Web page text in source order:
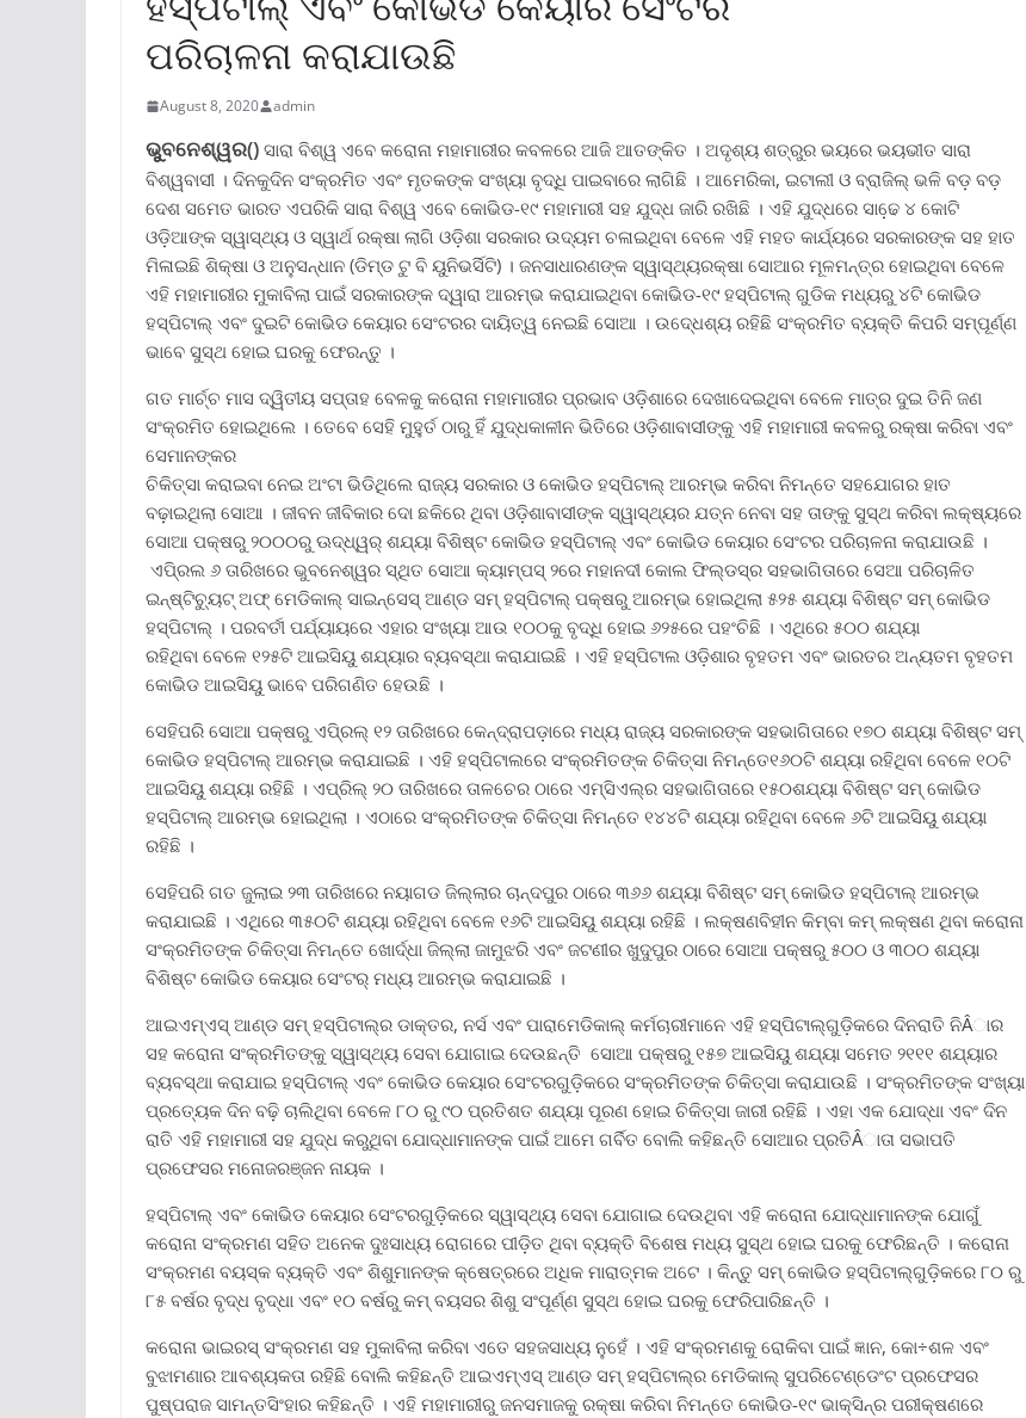
ପରିଚାଳନା କରାଯାଉଛି
August 8, 2020 admin
ଭୁୁବନେଶ୍ୱର() ସାରା ବିଶ୍ୱ ଏବେ କରୋନା ମହାମାରୀର କବଳରେ ଆଜି ଆତଙ୍କିତ । ଅଦୃଶ୍ୟ ଶତ୍ରୁର ଭୟରେ ଭୟଭୀତ ସାରା
ବିଶ୍ୱବାସୀ । ଦିନକୁଦିନ ସଂକ୍ରମିତ ଏବଂ ମୃତକଙ୍କ ସଂଖ୍ୟା ବୃଦ୍ଧି ପାଇବାରେ ଲାଗିଛି । ଆମେରିକା, ଇଟାଲୀ ଓ ବ୍ରାଜିଲ୍ ଭଳି ବଡ଼ ବଡ଼
ଦେଶ ସମେତ ଭାରତ ଏପରିକି ସାରା ବିଶ୍ୱ ଏବେ କୋଭିଡ-୧୯ ମହାମାରୀ ସହ ଯୁଦ୍ଧ ଜାରି ରଖିଛି । ଏହି ଯୁଦ୍ଧରେ ସାଢେ଼ ୪ କୋଟି
ଓଡ଼ିଆଙ୍କ ସ୍ୱାସ୍ଥ୍ୟ ଓ ସ୍ୱାର୍ଥ ରକ୍ଷା ଲାଗି ଓଡ଼ିଶା ସରକାର ଉଦ୍ୟମ ଚଳାଇଥିବା ବେଳେ ଏହି ମହତ କାର୍ଯ୍ୟରେ ସରକାରଙ୍କ ସହ ହାତ
ମିଳାଇଛି ଶିକ୍ଷା ଓ ଅନୁସନ୍ଧାନ (ଡିମ୍ଡ ଟୁ ବି ୟୁନିଭର୍ସିଟି) । ଜନସାଧାରଣଙ୍କ ସ୍ୱାସ୍ଥ୍ୟରକ୍ଷା ସୋଆର ମୂଳମନ୍ତ୍ର ହୋଇଥିବା ବେଳେ
ଏହି ମହାମାରୀର ମୁକାବିଲା ପାଇଁ ସରକାରଙ୍କ ଦ୍ୱାରା ଆରମ୍ଭ କରାଯାଇଥିବା କୋଭିଡ-୧୯ ହସ୍ପିଟାଲ୍ ଗୁଡିକ ମଧ୍ୟରୁ ୪ଟି କୋଭିଡ
ହସ୍ପିଟାଲ୍ ଏବଂ ଦୁଇଟି କୋଭିଡ କେୟାର ସେଂଟରର ଦାୟିତ୍ୱ ନେଇଛି ସୋଆ । ଉଦେ୍ଧଶ୍ୟ ରହିଛି ସଂକ୍ରମିତ ବ୍ୟକ୍ତି କିପରି ସମ୍ପୂର୍ଣ୍ଣ
ଭାବେ ସୁସ୍ଥ ହୋଇ ଘରକୁ ଫେରନ୍ତୁ ।
ଗତ ମାର୍ଚ୍ଚ ମାସ ଦ୍ୱିତୀୟ ସପ୍ତାହ ବେଳକୁ କରୋନା ମହାମାରୀର ପ୍ରଭାବ ଓଡ଼ିଶାରେ ଦେଖାଦେଇଥିବା ବେଳେ ମାତ୍ର ଦୁଇ ତିନି ଜଣ
ସଂକ୍ରମିତ ହୋଇଥିଲେ । ତେବେ ସେହି ମୁହୁର୍ତ ଠାରୁ ହିଁ ଯୁଦ୍ଧକାଳୀନ ଭିତିରେ ଓଡ଼ିଶାବାସୀଙ୍କୁ ଏହି ମହାମାରୀ କବଳରୁ ରକ୍ଷା କରିବା ଏବଂ
ସେମାନଙ୍କର
ଚିକିତ୍ସା କରାଇବା ନେଇ ଅଂଟା ଭିଡିଥିଲେ ରାଜ୍ୟ ସରକାର ଓ କୋଭିଡ ହସ୍ପିଟାଲ୍ ଆରମ୍ଭ କରିବା ନିମନ୍ତେ ସହଯୋଗର ହାତ
ବଢ଼ାଇଥିଲା ସୋଆ । ଜୀବନ ଜୀବିକାର ଦୋ ଛକିରେ ଥିବା ଓଡ଼ିଶାବାସୀଙ୍କ ସ୍ୱାସ୍ଥ୍ୟର ଯତ୍ନ ନେବା ସହ ତାଙ୍କୁ ସୁସ୍ଥ କରିବା ଲକ୍ଷ୍ୟରେ
ସୋଆ ପକ୍ଷରୁ ୨୦୦୦ରୁ ଊଦ୍ଧ୍ୱର୍ ଶଯ୍ୟା ବିଶିଷ୍ଟ କୋଭିଡ ହସ୍ପିଟାଲ୍ ଏବଂ କୋଭିଡ କେୟାର ସେଂଟର ପରିଚାଳନା କରାଯାଉଛି ।
ଏପି୍ରଲ ୬ ତାରିଖରେ ଭୁବନେଶ୍ୱର ସ୍ଥିତ ସୋଆ କ୍ୟାମ୍ପସ୍ ୨ରେ ମହାନଦୀ କୋଲ ଫିଲ୍ଡସ୍ର ସହଭାଗିତାରେ ସେଆ ପରିଚାଳିତ
ଇନ୍ଷ୍ଟିଚୁ୍ୟଟ୍ ଅଫ୍ ମେଡିକାଲ୍ ସାଇନ୍ସେସ୍ ଆଣ୍ଡ ସମ୍ ହସ୍ପିଟାଲ୍ ପକ୍ଷରୁ ଆରମ୍ଭ ହୋଇଥିଲା ୫୨୫ ଶଯ୍ୟା ବିଶିଷ୍ଟ ସମ୍ କୋଭିଡ
ହସ୍ପିଟାଲ୍ । ପରବର୍ତୀ ପର୍ଯ୍ୟାୟରେ ଏହାର ସଂଖ୍ୟା ଆଉ ୧୦୦କୁ ବୃଦ୍ଧି ହୋଇ ୬୨୫ରେ ପହଂଚିଛି । ଏଥିରେ ୫୦୦ ଶଯ୍ୟା
ରହିଥିବା ବେଳେ ୧୨୫ଟି ଆଇସିୟୁ ଶଯ୍ୟାର ବ୍ୟବସ୍ଥା କରାଯାଇଛି । ଏହି ହସ୍ପିଟାଲ ଓଡ଼ିଶାର ବୃହତମ ଏବଂ ଭାରତର ଅନ୍ୟତମ ବୃହତମ
କୋଭିଡ ଆଇସିୟୁ ଭାବେ ପରିଗଣିତ ହେଉଛି ।
ସେହିପରି ସୋଆ ପକ୍ଷରୁ ଏପି୍ରଲ୍ ୧୨ ତାରିଖରେ କେନ୍ଦ୍ରାପଡ଼ାରେ ମଧ୍ୟ ରାଜ୍ୟ ସରକାରଙ୍କ ସହଭାଗିତାରେ ୧୭୦ ଶଯ୍ୟା ବିଶିଷ୍ଟ ସମ୍
କୋଭିଡ ହସ୍ପିଟାଲ୍ ଆରମ୍ଭ କରାଯାଇଛି । ଏହି ହସ୍ପିଟାଲରେ ସଂକ୍ରମିତଙ୍କ ଚିକିତ୍ସା ନିମନ୍ତେ୧୬୦ଟି ଶଯ୍ୟା ରହିଥିବା ବେଳେ ୧୦ଟି
ଆଇସିୟୁ ଶଯ୍ୟା ରହିଛି । ଏପ୍ରିଲ୍ ୨୦ ତାରିଖରେ ତାଳଚେର ଠାରେ ଏମ୍ସିଏଲ୍ର ସହଭାଗିତାରେ ୧୫୦ଶଯ୍ୟା ବିଶିଷ୍ଟ ସମ୍ କୋଭିଡ
ହସ୍ପିଟାଲ୍ ଆରମ୍ଭ ହୋଇଥିଲା । ଏଠାରେ ସଂକ୍ରମିତଙ୍କ ଚିକିତ୍ସା ନିମନ୍ତେ ୧୪୪ଟି ଶଯ୍ୟା ରହିଥିବା ବେଳେ ୬ଟି ଆଇସିୟୁ ଶଯ୍ୟା
ରହିଛି ।
ସେହିପରି ଗତ ଜୁଲାଇ ୨୩ ତାରିଖରେ ନୟାଗଡ ଜିଲ୍ଲାର ଚାନ୍ଦପୁର ଠାରେ ୩୬୬ ଶଯ୍ୟା ବିଶିଷ୍ଟ ସମ୍ କୋଭିଡ ହସ୍ପିଟାଲ୍ ଆରମ୍ଭ
କରାଯାଇଛି । ଏଥିରେ ୩୫୦ଟି ଶଯ୍ୟା ରହିଥିବା ବେଳେ ୧୬ଟି ଆଇସିୟୁ ଶଯ୍ୟା ରହିଛି । ଲକ୍ଷଣବିହୀନ କିମ୍ବା କମ୍ ଲକ୍ଷଣ ଥିବା କରୋନା
ସଂକ୍ରମିତଙ୍କ ଚିକିତ୍ସା ନିମନ୍ତେ ଖୋର୍ଦ୍ଧା ଜିଲ୍ଲା ଜାମୁଝରି ଏବଂ ଜଟଣୀର ଖୁଦୁପୁର ଠାରେ ସୋଆ ପକ୍ଷରୁ ୫୦୦ ଓ ୩୦୦ ଶଯ୍ୟା
ବିଶିଷ୍ଟ କୋଭିଡ କେୟାର ସେଂଟର୍ ମଧ୍ୟ ଆରମ୍ଭ କରାଯାଇଛି ।
ଆଇଏମ୍ଏସ୍ ଆଣ୍ଡ ସମ୍ ହସ୍ପିଟାଲ୍ର ଡାକ୍ତର, ନର୍ସ ଏବଂ ପାରାମେଡିକାଲ୍ କର୍ମଚାରୀମାନେ ଏହି ହସ୍ପିଟାଲ୍ଗୁଡ଼ିକରେ ଦିନରାତି ନିÂାର
ସହ କରୋନା ସଂକ୍ରମିତଙ୍କୁ ସ୍ୱାସ୍ଥ୍ୟ ସେବା ଯୋଗାଇ ଦେଉଛନ୍ତି ସୋଆ ପକ୍ଷରୁ ୧୫୭ ଆଇସିୟୁ ଶଯ୍ୟା ସମେତ ୨୧୧୧ ଶଯ୍ୟାର
ବ୍ୟବସ୍ଥା କରାଯାଇ ହସ୍ପିଟାଲ୍ ଏବଂ କୋଭିଡ କେୟାର ସେଂଟରଗୁଡ଼ିକରେ ସଂକ୍ରମିତଙ୍କ ଚିକିତ୍ସା କରାଯାଉଛି । ସଂକ୍ରମିତଙ୍କ ସଂଖ୍ୟା
ପ୍ରତ୍ୟେକ ଦିନ ବଢ଼ି ଚାଲିଥିବା ବେଳେ ୮୦ ରୁ ୯୦ ପ୍ରତିଶତ ଶଯ୍ୟା ପୂରଣ ହୋଇ ଚିକିତ୍ସା ଜାରୀ ରହିଛି । ଏହା ଏକ ଯୋଦ୍ଧା ଏବଂ ଦିନ
ରାତି ଏହି ମହାମାରୀ ସହ ଯୁଦ୍ଧ କରୁଥିବା ଯୋଦ୍ଧାମାନଙ୍କ ପାଇଁ ଆମେ ଗର୍ବିତ ବୋଲି କହିଛନ୍ତି ସୋଆର ପ୍ରତିÂାତା ସଭାପତି
ପ୍ରଫେସର ମନୋଜରଞ୍ଜନ ନାୟକ ।
ହସ୍ପିଟାଲ୍ ଏବଂ କୋଭିଡ କେୟାର ସେଂଟରଗୁଡ଼ିକରେ ସ୍ୱାସ୍ଥ୍ୟ ସେବା ଯୋଗାଇ ଦେଉଥିବା ଏହି କରୋନା ଯୋଦ୍ଧାମାନଙ୍କ ଯୋଗୁଁ
କରୋନା ସଂକ୍ରମଣ ସହିତ ଅନେକ ଦୁଃସାଧ୍ୟ ରୋଗରେ ପୀଡ଼ିତ ଥିବା ବ୍ୟକ୍ତି ବିଶେଷ ମଧ୍ୟ ସୁସ୍ଥ ହୋଇ ଘରକୁ ଫେରିଛନ୍ତି । କରୋନା
ସଂକ୍ରମଣ ବୟସ୍କ ବ୍ୟକ୍ତି ଏବଂ ଶିଶୁମାନଙ୍କ କ୍ଷେତ୍ରରେ ଅଧିକ ମାରାତ୍ମକ ଅଟେ । କିନ୍ତୁ ସମ୍ କୋଭିଡ ହସ୍ପିଟାଲ୍ଗୁଡ଼ିକରେ ୮୦ ରୁ
୮୫ ବର୍ଷର ବୃଦ୍ଧ ବୃଦ୍ଧା ଏବଂ ୧୦ ବର୍ଷରୁ କମ୍ ବୟସର ଶିଶୁ ସଂପୂର୍ଣ୍ଣ ସୁସ୍ଥ ହୋଇ ଘରକୁ ଫେରିପାରିଛନ୍ତି ।
କରୋନା ଭାଇରସ୍ ସଂକ୍ରମଣ ସହ ମୁକାବିଲା କରିବା ଏତେ ସହଜସାଧ୍ୟ ନୁହେଁ । ଏହି ସଂକ୍ରମଣକୁ ରୋକିବା ପାଇଁ ଜ୍ଞାନ, କୋ÷ଶଳ ଏବଂ
ବୁଝାମଣାର ଆବଶ୍ୟକତା ରହିଛି ବୋଲି କହିଛନ୍ତି ଆଇଏମ୍ଏସ୍ ଆଣ୍ଡ ସମ୍ ହସ୍ପିଟାଲ୍ର ମେଡିକାଲ୍ ସୁପରିଟେଣ୍ଡେଂଟ ପ୍ରଫେସର
ପୁଷ୍ପରାଜ ସାମନ୍ତସିଂହାର କହିଛନ୍ତି । ଏହି ମହାମାରୀରୁ ଜନସମାଜକୁ ରକ୍ଷା କରିବା ନିମନ୍ତେ କୋଭିଡ-୧୯ ଭାକ୍ସିନ୍ର ପରୀକ୍ଷଣରେ